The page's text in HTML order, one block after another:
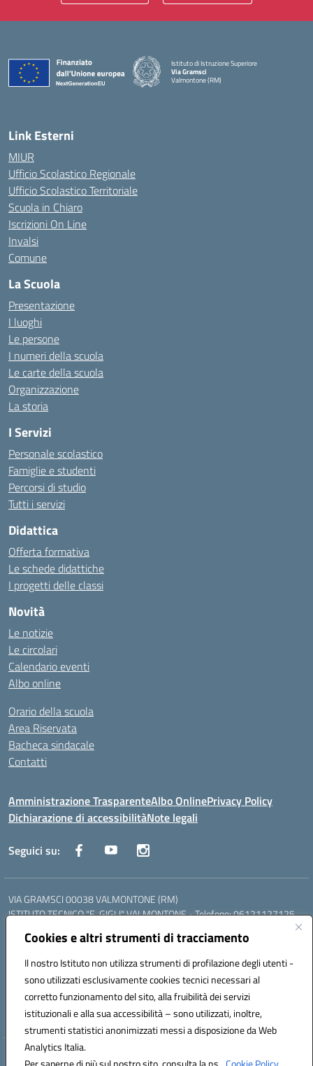
Cookies e altri strumenti di tracciamento
Il nostro Istituto non utilizza strumenti di profilazione degli utenti -
sono utilizzati esclusivamente cookies tecnici necessari al
corretto funzionamento del sito, alla fruibilità dei servizi
istituzionali e alla sua accessibilità – sono utilizzati, inoltre,
strumenti statistici anonimizzati messi a disposizione da Web
Analytics Italia.
Istituto di Istruzione Superiore
Via Gramsci
Valmontone (RM)
Link Esterni
MIUR
Ufficio Scolastico Regionale
Ufficio Scolastico Territoriale
Scuola in Chiaro
Iscrizioni On Line
Invalsi
Comune
La Scuola
Presentazione
I luoghi
Le persone
I numeri della scuola
Le carte della scuola
Organizzazione
La storia
I Servizi
Personale scolastico
Famiglie e studenti
Percorsi di studio
Tutti i servizi
Didattica
Offerta formativa
Le schede didattiche
I progetti delle classi
Novità
Le notizie
Le circolari
Calendario eventi
Albo online
Orario della scuola
Area Riservata
Bacheca sindacale
Contatti
Amministrazione TrasparenteAlbo OnlinePrivacy Policy
Dichiarazione di accessibilitàNote legali
Seguici su:
VIA GRAMSCI 00038 VALMONTONE (RM)
ISTITUTO TECNICO "E. GIGLI" VALMONTONE - Telefono: 06121127125
06121126825
LICEO DELLE SCIENZE UMANE "P.L. NERVI" SEGNI - Telefono:
Mail: RMIS099002@istruzione.it - PEC: RMIS099002@pec.istruzione.it
Codice meccanografico: RMIS099002
Codice fiscale: 95036960581
Hosting & Powered by 3D Solution S.r.l.